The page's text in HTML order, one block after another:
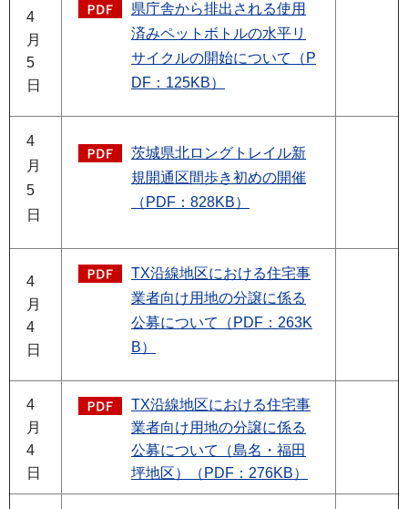
4
月
5
日
県庁舎から排出される使用
済みペットボトルの水平リ
サイクルの開始について（P
DF：125KB）
4
月
5
日
茨城県北ロングトレイル新
規開通区間歩き初めの開催
（PDF：828KB）
4
月
4
日
TX沿線地区における住宅事
業者向け用地の分譲に係る
公募について（PDF：263K
B）
4
月
4
日
TX沿線地区における住宅事
業者向け用地の分譲に係る
公募について（島名・福田
坪地区）（PDF：276KB）